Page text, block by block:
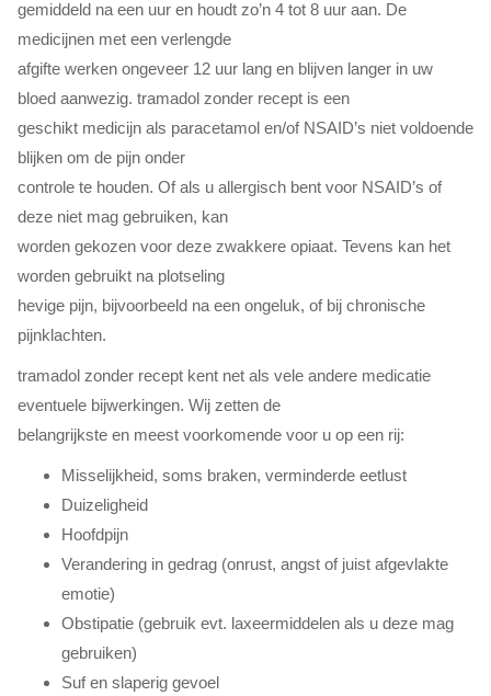
gemiddeld na een uur en houdt zo’n 4 tot 8 uur aan. De
medicijnen met een verlengde
afgifte werken ongeveer 12 uur lang en blijven langer in uw
bloed aanwezig. tramadol zonder recept is een
geschikt medicijn als paracetamol en/of NSAID’s niet voldoende
blijken om de pijn onder
controle te houden. Of als u allergisch bent voor NSAID’s of
deze niet mag gebruiken, kan
worden gekozen voor deze zwakkere opiaat. Tevens kan het
worden gebruikt na plotseling
hevige pijn, bijvoorbeeld na een ongeluk, of bij chronische
pijnklachten.
tramadol zonder recept kent net als vele andere medicatie
eventuele bijwerkingen. Wij zetten de
belangrijkste en meest voorkomende voor u op een rij:
Misselijkheid, soms braken, verminderde eetlust
Duizeligheid
Hoofdpijn
Verandering in gedrag (onrust, angst of juist afgevlakte
emotie)
Obstipatie (gebruik evt. laxeermiddelen als u deze mag
gebruiken)
Suf en slaperig gevoel